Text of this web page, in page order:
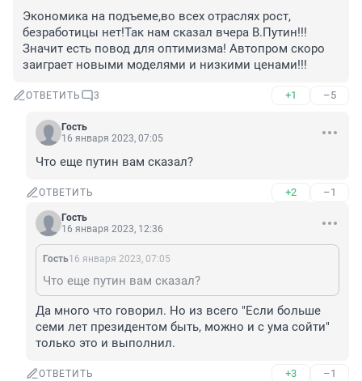
Экономика на подъеме,во всех отраслях рост,
безработицы нет!Так нам сказал вчера В.Путин!!!
Значит есть повод для оптимизма! Автопром скоро
заиграет новыми моделями и низкими ценами!!!
ОТВЕТИТЬ 3 +1 –5
Гость
16 января 2023, 07:05
Что еще путин вам сказал?
ОТВЕТИТЬ +2 –1
Гость
16 января 2023, 12:36
Гость16 января 2023, 07:05
Что еще путин вам сказал?
Да много что говорил. Но из всего "Если больше
семи лет президентом быть, можно и с ума сойти"
только это и выполнил.
ОТВЕТИТЬ +3 –1